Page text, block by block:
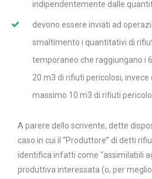
indipendentemente dalle
devono essere inviati ad
smaltimento i quantitativi di
temporaneo che raggiungano i
20 m3 di rifiuti pericolosi, invece
massimo 10 m3 di rifiuti
A parere dello scrivente, dette
caso in cui il “Produttore” di detti
identifica infatti come “assimilabili
produttiva interessata (o, per